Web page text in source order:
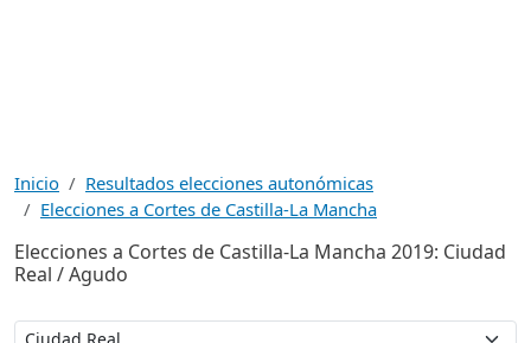
Inicio
Resultados elecciones autonómicas
Elecciones a Cortes de Castilla-La Mancha
Elecciones a Cortes de Castilla-La Mancha 2019: Ciudad
Real / Agudo